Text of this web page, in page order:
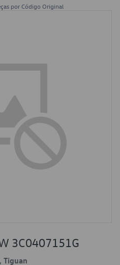
por Código Original
3C0407151G
Tiguan